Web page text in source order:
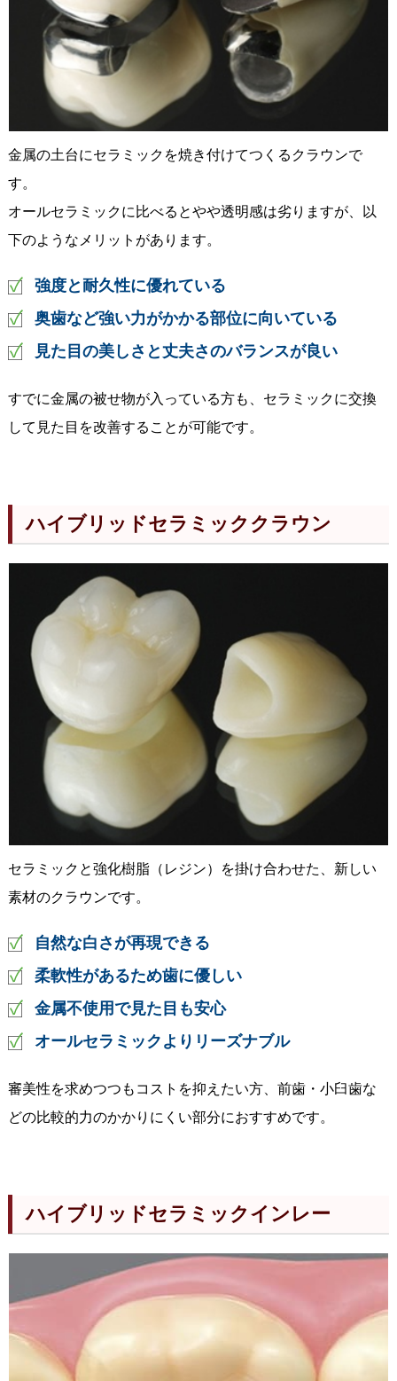
金属の土台にセラミックを焼き付けてつくるクラウンで
す。
オールセラミックに比べるとやや透明感は劣りますが、以
下のようなメリットがあります。
強度と耐久性に優れている
奥歯など強い力がかかる部位に向いている
見た目の美しさと丈夫さのバランスが良い
すでに金属の被せ物が入っている方も、セラミックに交換
して見た目を改善することが可能です。
ハイブリッドセラミッククラウン
セラミックと強化樹脂（レジン）を掛け合わせた、新しい
素材のクラウンです。
自然な白さが再現できる
柔軟性があるため歯に優しい
金属不使用で見た目も安心
オールセラミックよりリーズナブル
審美性を求めつつもコストを抑えたい方、前歯・小臼歯な
どの比較的力のかかりにくい部分におすすめです。
ハイブリッドセラミックインレー